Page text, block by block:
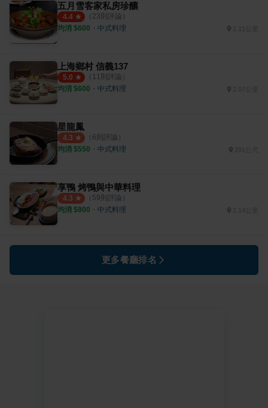
五月雪客家私房珍釀
4.4 （ 23則評論）
均消 $600 ・ 中式料理
上海鄉村 信義137
5.0 （ 11則評論）
均消 $600 ・ 中式料理
星龍鳳
4.3 （ 6則評論）
均消 $550 ・ 中式料理
享鴨 烤鴨與中華料理
4.3 （ 59則評論）
均消 $800 ・ 中式料理 2.14公里
更多餐廳排名